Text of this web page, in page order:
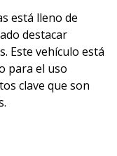
está lleno de
destacar
Este vehículo está
para el uso
clave que son